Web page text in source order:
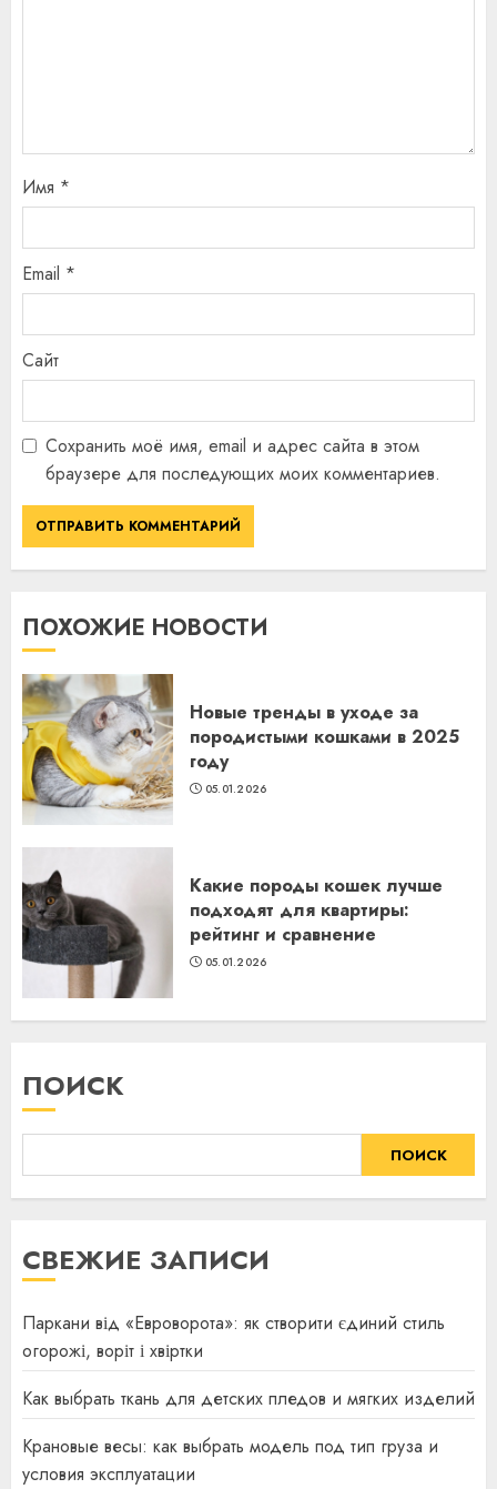
Имя *
Email *
Сайт
Сохранить моё имя, email и адрес сайта в этом
браузере для последующих моих комментариев.
ПОХОЖИЕ НОВОСТИ
Новые тренды в уходе за
породистыми кошками в 2025
году
05.01.2026
Какие породы кошек лучше
подходят для квартиры:
рейтинг и сравнение
05.01.2026
ПОИСК
ПОИСК
СВЕЖИЕ ЗАПИСИ
Паркани від «Евроворота»: як створити єдиний стиль
огорожі, воріт і хвіртки
Как выбрать ткань для детских пледов и мягких изделий
Крановые весы: как выбрать модель под тип груза и
условия эксплуатации